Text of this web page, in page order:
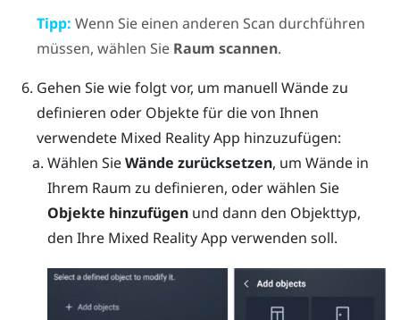
Tipp: Wenn Sie einen anderen Scan durchführen
müssen, wählen Sie Raum scannen.
Gehen Sie wie folgt vor, um manuell Wände zu
definieren oder Objekte für die von Ihnen
verwendete Mixed Reality App hinzuzufügen:
Wählen SieWände zurücksetzen, um Wände in
Ihrem Raum zu definieren, oder wählen Sie
Objekte hinzufügen und dann den Objekttyp,
den Ihre Mixed Reality App verwenden soll.